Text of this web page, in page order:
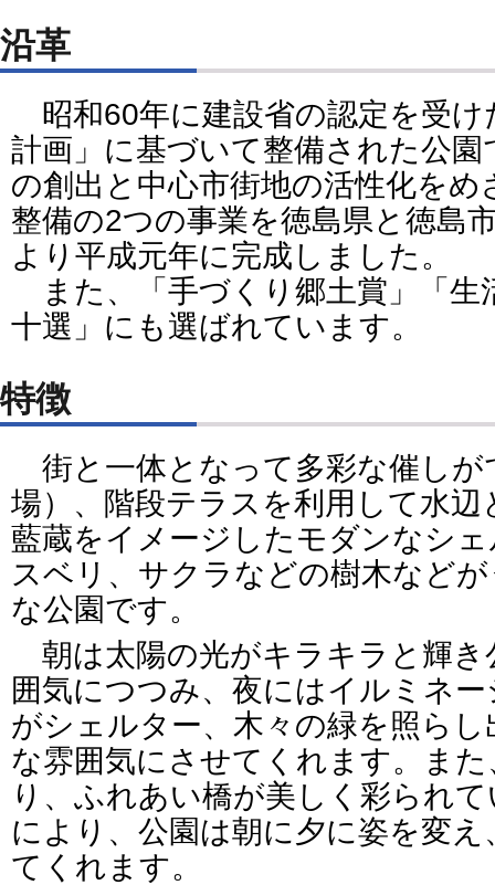
沿革
昭和60年に建設省の認定を受け
計画」に基づいて整備された公
の創出と中心市街地の活性化をめ
整備の2つの事業を徳島県と徳島
より平成元年に完成しました。
また、「手づくり郷土賞」「生
十選」にも選ばれています。
特徴
街と一体となって多彩な催しが
場）、階段テラスを利用して水
藍蔵をイメージしたモダンなシ
スベリ、サクラなどの樹木など
な公園です。
朝は太陽の光がキラキラと輝き
囲気につつみ、夜にはイルミネ
がシェルター、木々の緑を照ら
な雰囲気にさせてくれます。ま
り、ふれあい橋が美しく彩られ
により、公園は朝に夕に姿を変
てくれます。